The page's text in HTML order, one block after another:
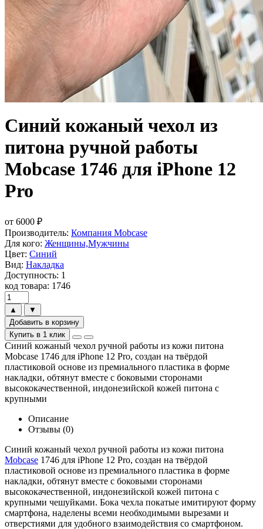
Синий кожаный чехол из
питона ручной работы
Mobcase 1746 для iPhone 12
Pro
от 6000 ₽
Производитель: Компания Mobcase
Для кого: Женщины,Мужчины
Цвет: Синий
Вид: Накладка
Доступность: 1
код товара: 1746
▲
▼
Добавить в корзину
Купить в 1 клик
Синий кожаный чехол ручной работы из кожи питона
Mobcase 1746 для iPhone 12 Pro, создан на твёрдой
пластиковой основе из премиального пластика в форме
накладки, обтянут вместе с боковыми сторонами
высококачественной, индонезийской кожей питона с
крупными
Описание
Отзывы (0)
Синий кожаный чехол ручной работы из кожи питона
Mobcase 1746 для iPhone 12 Pro, создан на твёрдой
пластиковой основе из премиального пластика в форме
накладки, обтянут вместе с боковыми сторонами
высококачественной, индонезийской кожей питона с
крупными чешуйками. Бока чехла покатые имитируют форму
смартфона, наделены всеми необходимыми вырезами и
отверстиями для удобного взаимодействия со смартфоном.